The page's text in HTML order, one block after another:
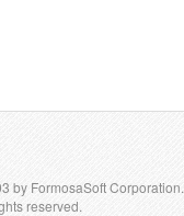
by FormosaSoft Corporation.
reserved.